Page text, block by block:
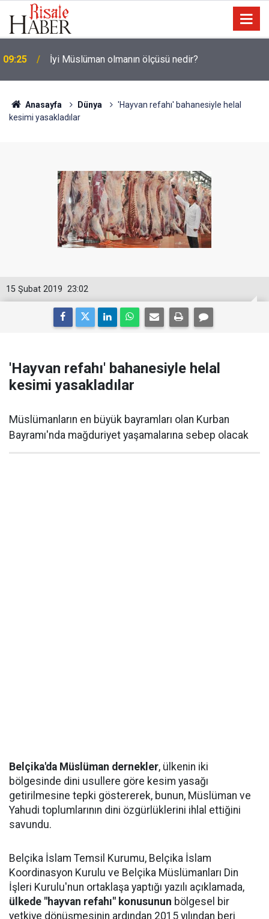
09:25 İyi Müslüman olmanın ölçüsü nedir?
Anasayfa Dünya
'Hayvan refahı' bahanesiyle helal
kesimi yasakladılar
23:02
15 Şubat 2019
'Hayvan refahı' bahanesiyle helal
kesimi yasakladılar
Müslümanların en büyük bayramları olan Kurban
Bayramı'nda mağduriyet yaşamalarına sebep olacak
Belçika'da Müslüman dernekler, ülkenin iki
bölgesinde dini usullere göre kesim yasağı
getirilmesine tepki göstererek, bunun, Müslüman ve
Yahudi toplumlarının dini özgürlüklerini ihlal ettiğini
savundu.
Belçika İslam Temsil Kurumu, Belçika İslam
Koordinasyon Kurulu ve Belçika Müslümanları Din
İşleri Kurulu'nun ortaklaşa yaptığı yazılı açıklamada,
ülkede "hayvan refahı" konusunun bölgesel bir
yetkiye dönüşmesinin ardından 2015 yılından beri